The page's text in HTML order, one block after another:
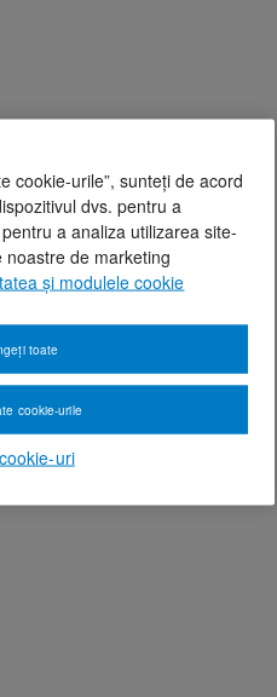
cookie-urile”, sunteți de acord
dvs. pentru a
a analiza utilizarea site-
de marketing
și modulele cookie
uri
toate
cookie-urile